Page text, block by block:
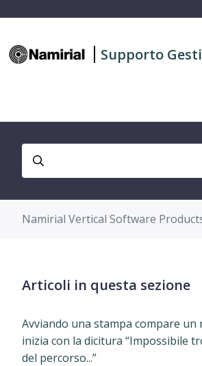
Supporto
Namirial Vertical Software
Articoli in questa sezione
Avviando una stampa compare un
inizia con la dicitura “Impossibile
del percorso...”